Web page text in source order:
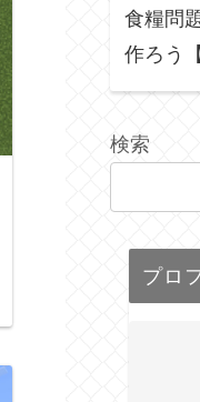
食糧問
作ろう
検索
プロ